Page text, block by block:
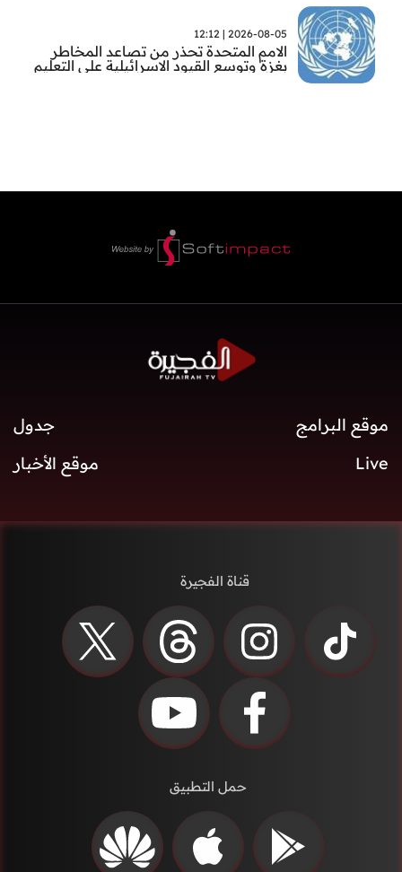
2026-08-05 | 12:12
الامم المتحدة تحذر من تصاعد المخاطر
بغزة وتوسع القيود الاسرائيلية على التعليم
موقع البرامج
جدول
Live
موقع الأخبار
قناة الفجيرة
حمل التطبيق